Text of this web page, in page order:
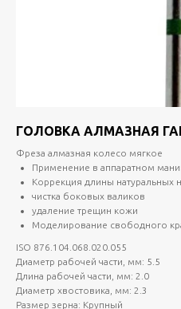
ГОЛОВКА АЛМАЗНАЯ
Фреза алмазная колесо мягкое
Применение в аппаратном
Коррекция длины натуральных
чистка боковых валиков
удаление трещин кожи
Моделирование свободного
ISO 876.104.068.020.055
Диаметр рабочей части, мм: 5.5
Длина рабочей части, мм: 2.0
Диаметр хвостовика, мм: 2.3
Размер зерна: Крупный